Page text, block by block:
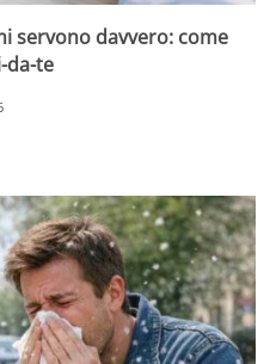
servono davvero: come
da-te